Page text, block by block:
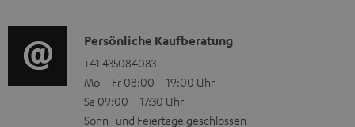
e
n
z
u
t
i
o
n
i
o
-
L
K
o
n
t
Persönliche Kaufberatung
+41 435084083
Mo – Fr 08:00 – 19:00 Uhr
Sa 09:00 – 17:30 Uhr
Sonn- und Feiertage geschlossen